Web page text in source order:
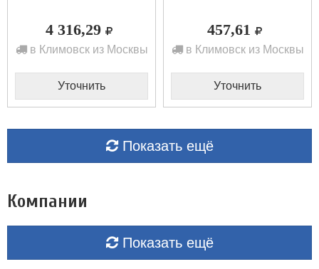
4 316,29
в Климовск из Москвы
Уточнить
457,61
в Климовск из Москвы
Уточнить
Показать ещё
Компании
Показать ещё